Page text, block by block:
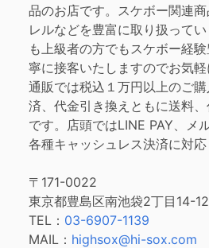
品のお店です。スケボー関連
レルなどを豊富に取り扱って
も上級者の方でもスケボー経
寧に接客いたしますのでお気軽
通販では税込１万円以上のご
済、代金引き換えともに送料
です。店頭ではLINE PAY、メ
各種キャッシュレス決済に対応
〒171-0022
東京都豊島区南池袋2丁目14-
TEL： 03-6907-1139
MAIL： highsox@hi-sox.com